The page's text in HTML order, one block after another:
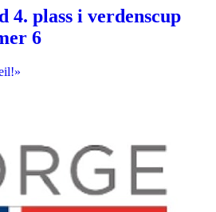
4. plass i verdenscup
6